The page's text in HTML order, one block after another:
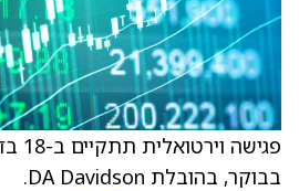
בבוקר, בהובלת DA Davidson.